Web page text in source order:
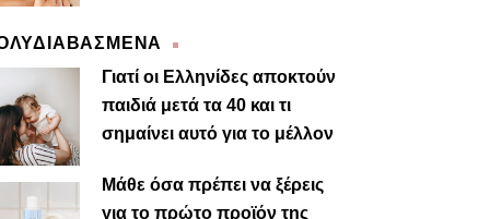
Γιατί οι Ελληνίδες αποκτούν
παιδιά μετά τα 40 και τι
σημαίνει αυτό για το μέλλον
Μάθε όσα πρέπει να ξέρεις
για το πρώτο προϊόν της